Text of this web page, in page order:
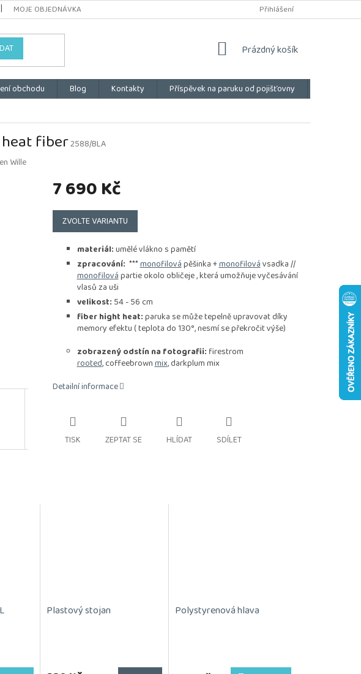
MOJE OBJEDNÁVKA Přihlášení
NÁKUPNÍ
Prázdný košík
obchodu Blog Kontakty Příspěvek na paruku od pojišťovny
heat fiber2588/BLA
Wille
7 690 Kč
Měrná
cena:
ZVOLTE VARIANTU
materiál:umělé vlákno s pamětí
zpracování: ***monofilovápěšinka +monofilovávsadka //
monofilovápartie okolo obličeje , která umožňuje vyčesávání
vlasů za uši
velikost: 54 - 56 cm
fiber hight heat:paruka se může tepelně upravovat díky
memory efektu ( teplota do 130°, nesmí se překročit výše)
zobrazený odstín na fotografii: firestrom
rooted, coffeebrownmix, darkplum mix
Detailní informace
TISK ZEPTAT SE HLÍDAT SDÍLET
Plastový stojan Polystyrenová hlava